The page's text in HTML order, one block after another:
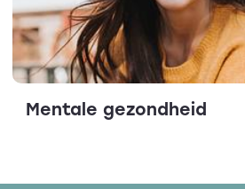
Mentale gezondheid